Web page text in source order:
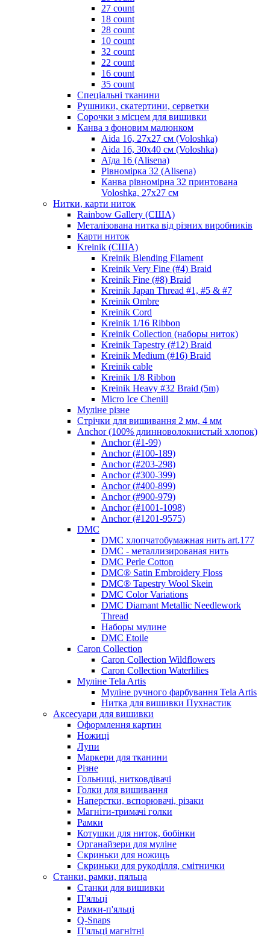
27 count
18 count
28 count
10 count
32 count
22 count
16 count
35 count
Спеціальні тканини
Рушники, скатертини, серветки
Сорочки з місцем для вишивки
Канва з фоновим малюнком
Aida 16, 27х27 см (Voloshka)
Aida 16, 30х40 см (Voloshka)
Аїда 16 (Alisena)
Рівномірка 32 (Alisena)
Канва рівномірна 32 принтована
Voloshka, 27х27 см
Нитки, карти ниток
Rainbow Gallery (США)
Металізована нитка від різних виробників
Карти ниток
Kreinik (США)
Kreinik Blending Filament
Kreinik Very Fine (#4) Braid
Kreinik Fine (#8) Braid
Kreinik Japan Thread #1, #5 & #7
Kreinik Ombre
Kreinik Cord
Kreinik 1/16 Ribbon
Kreinik Collection (наборы ниток)
Kreinik Tapestry (#12) Braid
Kreinik Medium (#16) Braid
Kreinik cable
Kreinik 1/8 Ribbon
Kreinik Heavy #32 Braid (5m)
Micro Ice Chenill
Муліне різне
Стрічки для вишивання 2 мм, 4 мм
Anchor (100% длинноволокнистый хлопок)
Anchor (#1-99)
Anchor (#100-189)
Anchor (#203-298)
Anchor (#300-399)
Anchor (#400-899)
Anchor (#900-979)
Anchor (#1001-1098)
Anchor (#1201-9575)
DMC
DMC хлопчатобумажная нить art.177
DMC - металлизированая нить
DMC Perle Cotton
DMC® Satin Embroidery Floss
DMC® Tapestry Wool Skein
DMC Color Variations
DMC Diamant Metallic Needlework
Thread
Наборы мулине
DMC Etoile
Caron Collection
Caron Collection Wildflowers
Caron Collection Waterlilies
Муліне Tela Artis
Муліне ручного фарбування Tela Artis
Нитка для вишивки Пухнастик
Аксесуари для вишивки
Оформлення картин
Ножиці
Лупи
Маркери для тканини
Різне
Гольниці, нитковдівачі
Голки для вишивання
Наперстки, вспорювачі, різаки
Магніти-тримачі голки
Рамки
Котушки для ниток, бобінки
Органайзери для муліне
Скриньки для ножиць
Скриньки для рукоділля, смітнички
Станки, рамки, пяльца
Станки для вишивки
П'яльці
Рамки-п'яльці
Q-Snaps
П'яльці магнітні